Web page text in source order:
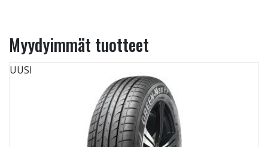
Myydyimmät tuotteet
UUSI